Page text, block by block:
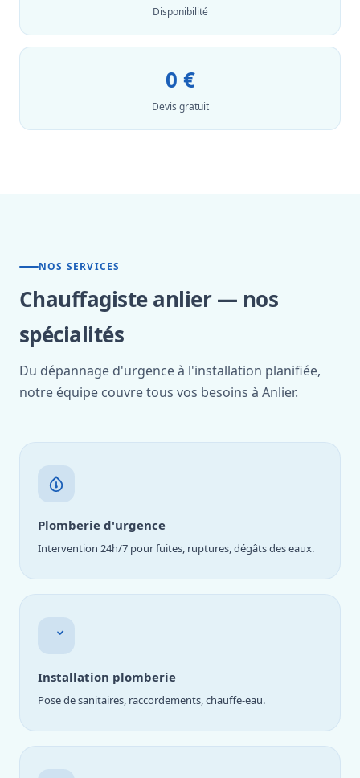
Disponibilité
0 €
Devis gratuit
NOS SERVICES
Chauffagiste anlier — nos
spécialités
Du dépannage d'urgence à l'installation planifiée,
notre équipe couvre tous vos besoins à Anlier.
Plomberie d'urgence
Intervention 24h/7 pour fuites, ruptures, dégâts des eaux.
Installation plomberie
Pose de sanitaires, raccordements, chauffe-eau.